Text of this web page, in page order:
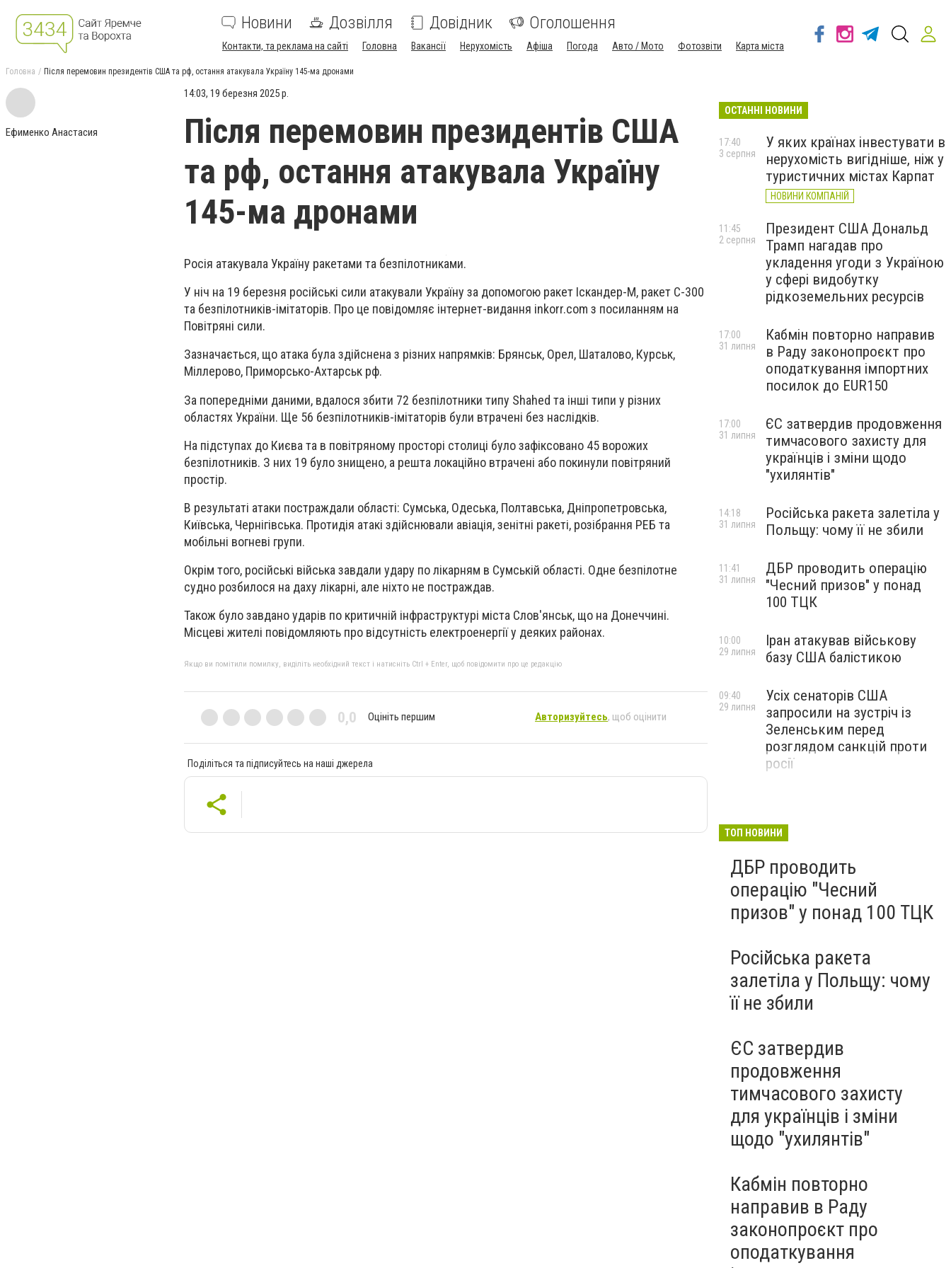
Новини Дозвілля Довідник Оголошення
Контакти, та реклама на сайті Головна Вакансії Нерухомість Афіша Погода Авто / Мото Фотозвіти Карта міста
Головна Після перемовин президентів США та рф, остання атакувала Україну 145-ма дронами
Ефименко Анастасия
14:03, 19 березня 2025 р.
Після перемовин президентів США
та рф, остання атакувала Україну
145-ма дронами
Росія атакувала Україну ракетами та безпілотниками.
У ніч на 19 березня російські сили атакували Україну за допомогою ракет Іскандер-М, ракет С-300
та безпілотників-імітаторів. Про це повідомляє інтернет-видання inkorr.com з посиланням на
Повітряні сили.
Зазначається, що атака була здійснена з різних напрямків: Брянськ, Орел, Шаталово, Курськ,
Міллерово, Приморсько-Ахтарськ рф.
За попередніми даними, вдалося збити 72 безпілотники типу Shahed та інші типи у різних
областях України. Ще 56 безпілотників-імітаторів були втрачені без наслідків.
На підступах до Києва та в повітряному просторі столиці було зафіксовано 45 ворожих
безпілотників. З них 19 було знищено, а решта локаційно втрачені або покинули повітряний
простір.
В результаті атаки постраждали області: Сумська, Одеська, Полтавська, Дніпропетровська,
Київська, Чернігівська. Протидія атакі здійснювали авіація, зенітні ракеті, розібрання РЕБ та
мобільні вогневі групи.
Окрім того, російські війська завдали удару по лікарням в Сумській області. Одне безпілотне
судно розбилося на даху лікарні, але ніхто не постраждав.
Також було завдано ударів по критичній інфраструктурі міста Слов'янськ, що на Донеччині.
Місцеві жителі повідомляють про відсутність електроенергії у деяких районах.
Якщо ви помітили помилку, виділіть необхідний текст і натисніть Ctrl + Enter, щоб повідомити про це редакцію
0,0 Оцініть першим Авторизуйтесь, щоб оцінити
Поділіться та підписуйтесь на наші джерела
ОСТАННІ НОВИНИ
У яких країнах інвестувати в
нерухомість вигідніше, ніж у
туристичних містах Карпат
НОВИНИ КОМПАНІЙ
17:40
3 серпня
Президент США Дональд
Трамп нагадав про
укладення угоди з Україною
у сфері видобутку
рідкоземельних ресурсів
11:45
2 серпня
Кабмін повторно направив
в Раду законопроєкт про
оподаткування імпортних
посилок до EUR150
17:00
31 липня
ЄС затвердив продовження
тимчасового захисту для
українців і зміни щодо
"ухилянтів"
17:00
31 липня
Російська ракета залетіла у
Польщу: чому її не збили
14:18
31 липня
ДБР проводить операцію
"Чесний призов" у понад
100 ТЦК
11:41
31 липня
Іран атакував військову
базу США балістикою
10:00
29 липня
Усіх сенаторів США
запросили на зустріч із
Зеленським перед
розглядом санкцій проти
росії
09:40
29 липня
ТОП НОВИНИ
ДБР проводить
операцію "Чесний
призов" у понад 100 ТЦК
Російська ракета
залетіла у Польщу: чому
її не збили
ЄС затвердив
продовження
тимчасового захисту
для українців і зміни
щодо "ухилянтів"
Кабмін повторно
направив в Раду
законопроєкт про
оподаткування